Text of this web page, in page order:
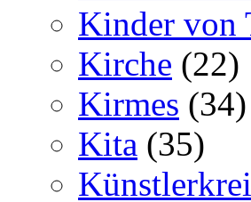
Kinder von
Kirche (22)
Kirmes (34)
Kita (35)